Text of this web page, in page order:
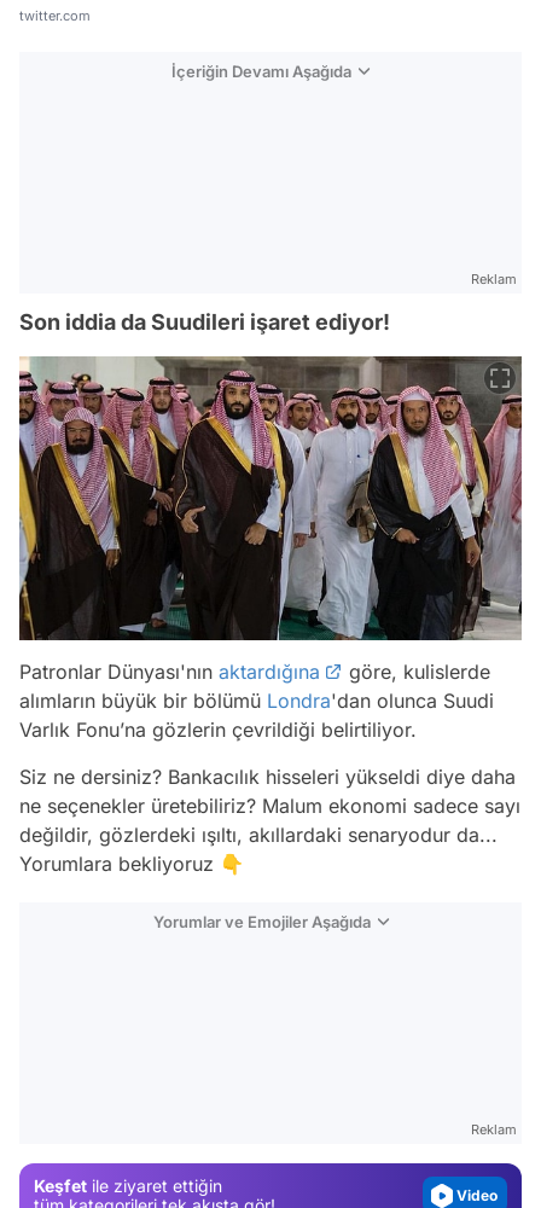
twitter.com
İçeriğin Devamı Aşağıda
Reklam
Son iddia da Suudileri işaret ediyor!
Patronlar Dünyası'nın aktardığına
göre, kulislerde
alımların büyük bir bölümü Londra'dan olunca Suudi
Varlık Fonu’na gözlerin çevrildiği belirtiliyor.
Siz ne dersiniz? Bankacılık hisseleri yükseldi diye daha
ne seçenekler üretebiliriz? Malum ekonomi sadece sayı
değildir, gözlerdeki ışıltı, akıllardaki senaryodur da...
Yorumlara bekliyoruz 👇
Yorumlar ve Emojiler Aşağıda
Reklam
Keşfet ile ziyaret ettiğin
Video